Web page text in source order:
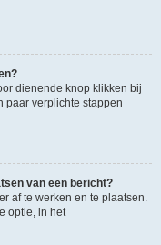
dienende knop klikken bij
paar verplichte stappen
van een bericht?
af te werken en te plaatsen.
optie, in het